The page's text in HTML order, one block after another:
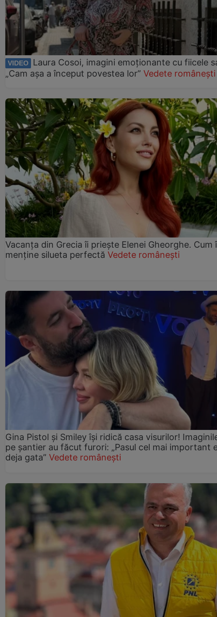
VIDEO
Laura Cosoi, imagini emoționante cu fiicele
„Cam așa a început povestea lor” Vedete românești
Vacanța din Grecia îi priește Elenei Gheorghe. Cum
menține silueta perfectă Vedete românești
Gina Pistol și Smiley își ridică casa visurilor!
pe șantier au făcut furori: „Pasul cel mai important
deja gata” Vedete românești